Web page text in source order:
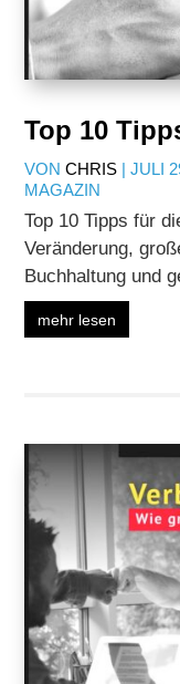
Top 10
VONCHRIS |JULI
MAGAZIN
Top 10 Tipps für
Veränderung,
Buchhaltung und
mehr lesen